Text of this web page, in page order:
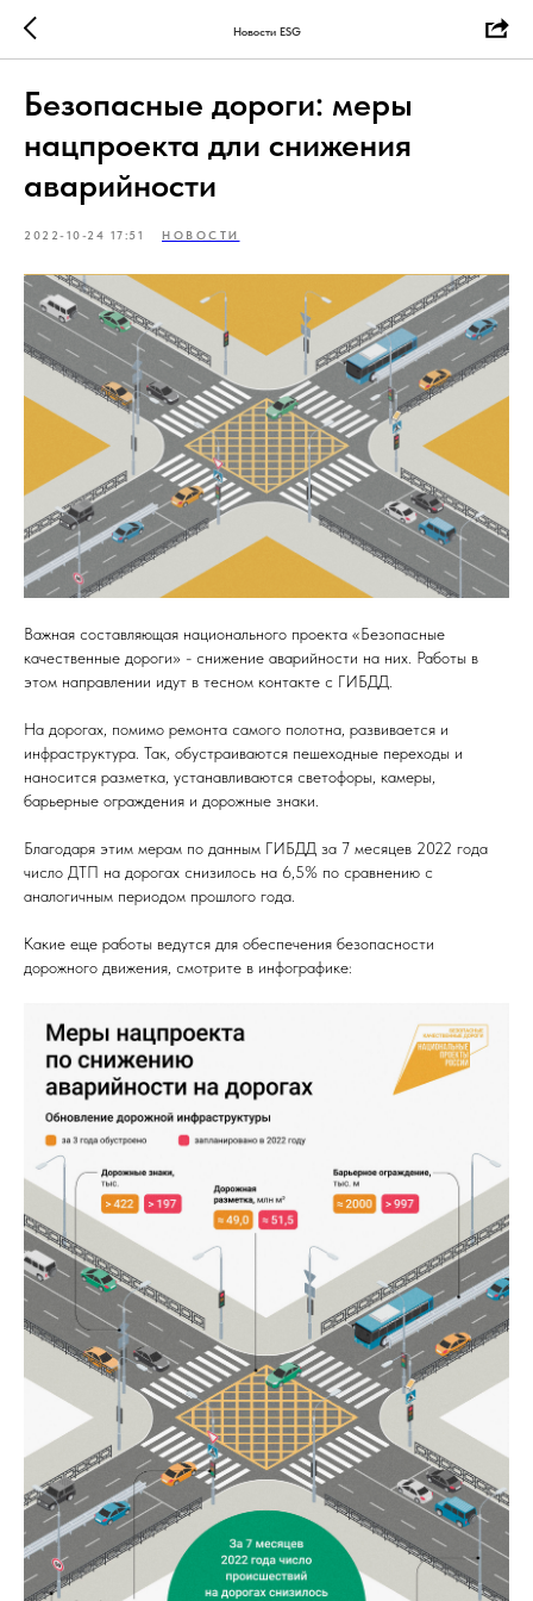
Новости ESG
Безопасные дороги: меры
нацпроекта дли снижения
аварийности
2022-10-24 17:51 НОВОСТИ
Важная составляющая национального проекта «Безопасные
качественные дороги» - снижение аварийности на них. Работы в
этом направлении идут в тесном контакте с ГИБДД.
На дорогах, помимо ремонта самого полотна, развивается и
инфраструктура. Так, обустраиваются пешеходные переходы и
наносится разметка, устанавливаются светофоры, камеры,
барьерные ограждения и дорожные знаки.
Благодаря этим мерам по данным ГИБДД за 7 месяцев 2022 года
число ДТП на дорогах снизилось на 6,5% по сравнению с
аналогичным периодом прошлого года.
Какие еще работы ведутся для обеспечения безопасности
дорожного движения, смотрите в инфографике: